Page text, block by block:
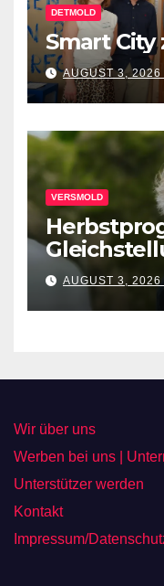
DETMOLD
Smart City
AUGUST 3, 2026
VERSMOLD
AUGUST 3, 2026
Wir über uns
Werben bei uns |
Unterstützer werden
Kontakt
Impressum/